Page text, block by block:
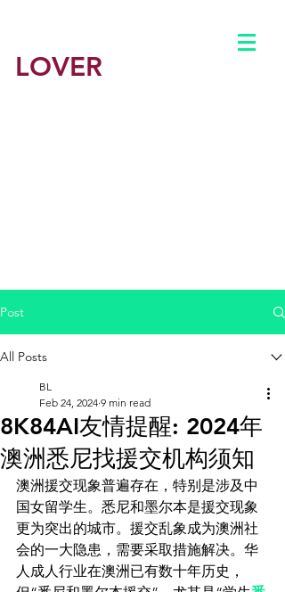
LOVER
主页
公司简介
BLOG
白雪
白雪
x
嘟嘟
小c
联系我们
Plans & Pricing
VVIP会员
Post
All Posts
8K84AI友情提醒: 2024年
澳洲悉尼找援交机构须知
BL
Feb 24, 2024 9 min read
澳洲援交现象普遍存在，特别是涉及中
国女留学生。悉尼和墨尔本是援交现象
更为突出的城市。援交乱象成为澳洲社
会的一大隐患，需要采取措施解决。华
人成人行业在澳洲已有数十年历史，